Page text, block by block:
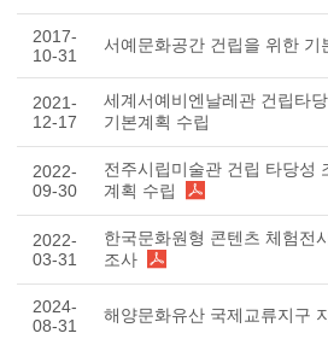
2017-
10-31
서예문화공간 건립을 위한 기
2021-
12-17
세계서예비엔날레관 건립타
기본계획 수립
2022-
09-30
전주시립미술관 건립 타당성
계획 수립
2022-
03-31
한국문화원형 콘텐츠 체험전
조사
2024-
08-31
해양문화유산 국제교류지구